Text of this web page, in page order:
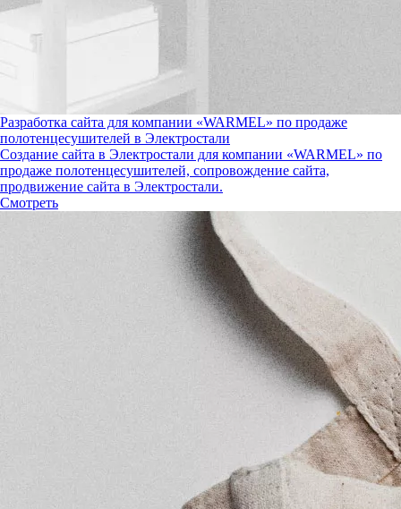
Разработка сайта для компании «WARMEL» по продаже
полотенцесушителей в Электростали
Создание сайта в Электростали для компании «WARMEL» по
продаже полотенцесушителей, сопровождение сайта,
продвижение сайта в Электростали.
Смотреть